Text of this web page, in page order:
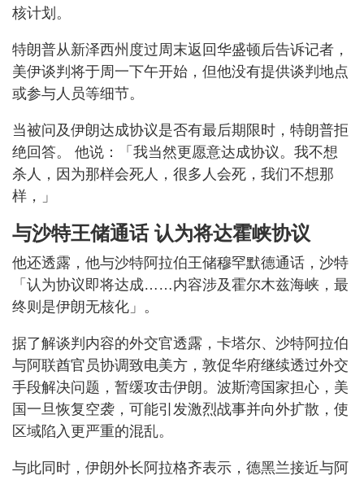
核计划。
特朗普从新泽西州度过周末返回华盛顿后告诉记者，
美伊谈判将于周一下午开始，但他没有提供谈判地点
或参与人员等细节。
当被问及伊朗达成协议是否有最后期限时，特朗普拒
绝回答。 他说：「我当然更愿意达成协议。我不想
杀人，因为那样会死人，很多人会死，我们不想那
样，」
与沙特王储通话 认为将达霍峡协议
他还透露，他与沙特阿拉伯王储穆罕默德通话，沙特
「认为协议即将达成……内容涉及霍尔木兹海峡，最
终则是伊朗无核化」。
据了解谈判内容的外交官透露，卡塔尔、沙特阿拉伯
与阿联酋官员协调致电美方，敦促华府继续透过外交
手段解决问题，暂缓攻击伊朗。波斯湾国家担心，美
国一旦恢复空袭，可能引发激烈战事并向外扩散，使
区域陷入更严重的混乱。
与此同时，伊朗外长阿拉格齐表示，德黑兰接近与阿